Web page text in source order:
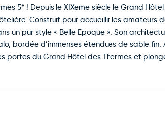
5* ! Depuis le XIXeme siècle le Grand
Construit pour accueillir les amateurs
un pur style « Belle Epoque ». Son
bordée d’immenses étendues de sable fin.
portes du Grand Hôtel des Thermes et